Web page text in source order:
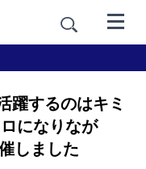
躍するのはキミ
になりなが
しました